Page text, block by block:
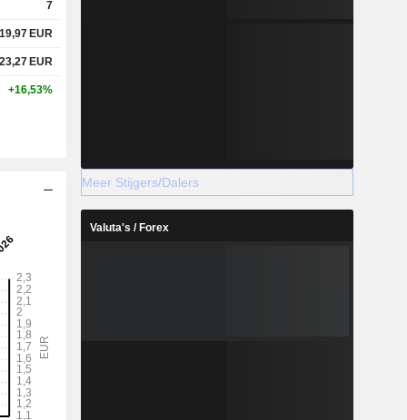
7
19,97EUR
23,27EUR
+16,53%
Meer Stijgers/Dalers
Valuta's / Forex